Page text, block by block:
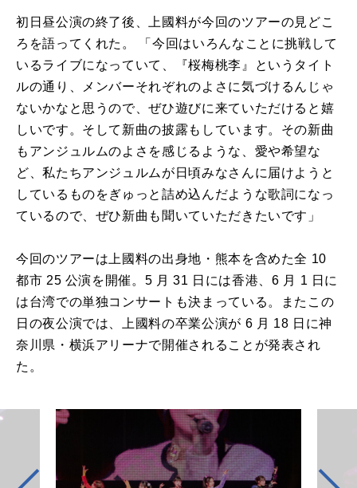
初日昼公演の終了後、上國料が今回のツアーの見どこ
ろを語ってくれた。 「今回はいろんなことに挑戦して
いるライブになっていて、『桜梅桃李』というタイト
ルの通り、メンバーそれぞれのよさに気づけるんじゃ
ないかなと思うので、ぜひ遊びに来ていただけると嬉
しいです。そして新曲の披露もしています。その新曲
もアンジュルムのよさを感じるような、愛や希望な
ど、私たちアンジュルムが日頃みなさんに届けようと
しているものをぎゅっと詰め込んだような歌詞になっ
ているので、ぜひ新曲も聞いていただきたいです」
今回のツアーは上國料の出身地・熊本を含めた全 10
都市 25 公演を開催。5 月 31 日には香港、6 月 1 日に
は台湾での単独コンサートも決まっている。またこの
日の夜公演では、上國料の卒業公演が 6 月 18 日に神
奈川県・横浜アリーナで開催されることが発表され
た。